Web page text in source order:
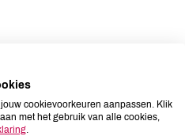
niet aanwezig
cookievoorkeuren aanpassen. Klik
met het gebruik van alle cookies,
.